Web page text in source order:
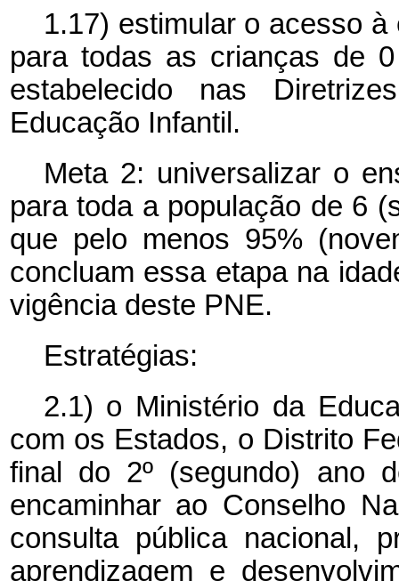
1.17) estimular o acesso
para todas as crianças de
estabelecido nas
Educação Infantil.
Meta 2: universalizar o
para toda a população de 6
que pelo menos 95%
concluam essa etapa na
vigência deste PNE.
Estratégias:
2.1) o Ministério da
com os Estados, o Distrito
final do 2º (segundo) ano
encaminhar ao Conselho
consulta pública nacional,
aprendizagem e